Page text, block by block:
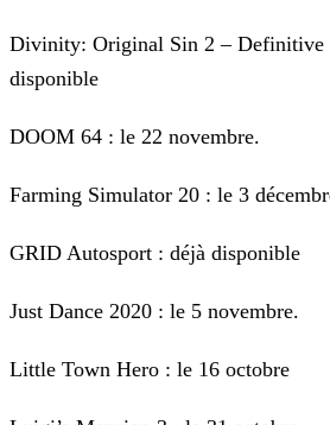
Divinity: Original Sin 2 – Definitive
disponible
DOOM 64 : le 22 novembre.
Farming Simulator 20 : le 3
GRID Autosport : déjà disponible
Just Dance 2020 : le 5 novembre.
Little Town Hero : le 16 octobre